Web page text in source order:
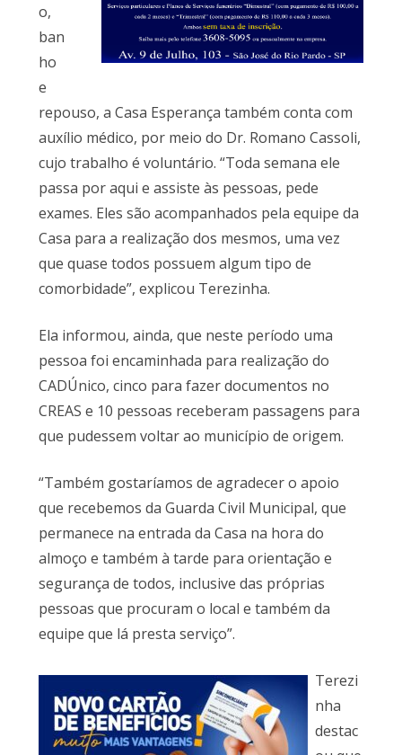
o,
ban
ho
e
repouso, a Casa Esperança também conta com
auxílio médico, por meio do Dr. Romano Cassoli,
cujo trabalho é voluntário. “Toda semana ele
passa por aqui e assiste às pessoas, pede
exames. Eles são acompanhados pela equipe da
Casa para a realização dos mesmos, uma vez
que quase todos possuem algum tipo de
comorbidade”, explicou Terezinha.
Ela informou, ainda, que neste período uma
pessoa foi encaminhada para realização do
CADÚnico, cinco para fazer documentos no
CREAS e 10 pessoas receberam passagens para
que pudessem voltar ao município de origem.
“Também gostaríamos de agradecer o apoio
que recebemos da Guarda Civil Municipal, que
permanece na entrada da Casa na hora do
almoço e também à tarde para orientação e
segurança de todos, inclusive das próprias
pessoas que procuram o local e também da
equipe que lá presta serviço”.
Terezi
nha
destac